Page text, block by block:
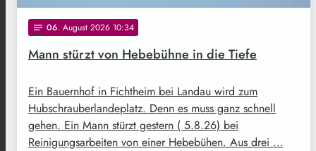
notes 06. August 2026 10:34
Mann stürzt von Hebebühne in die Tiefe
Ein Bauernhof in Fichtheim bei Landau wird zum
Hubschrauberlandeplatz. Denn es muss ganz schnell
gehen. Ein Mann stürzt gestern ( 5.8.26) bei
Reinigungsarbeiten von einer Hebebühen. Aus drei …